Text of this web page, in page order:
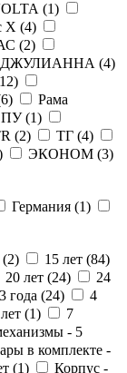
(1)
X (4)
(2)
ДЖУЛИАННА (4)
12)
6)
Рама
ПУ (1)
(2) ТГ (4)
ЭКОНОМ (3)
Германия (1)
(2) 15 лет (84)
20 лет (24)
24
3 года (24)
4
(1)
7
- 5
в комплекте -
(1) Корпус -